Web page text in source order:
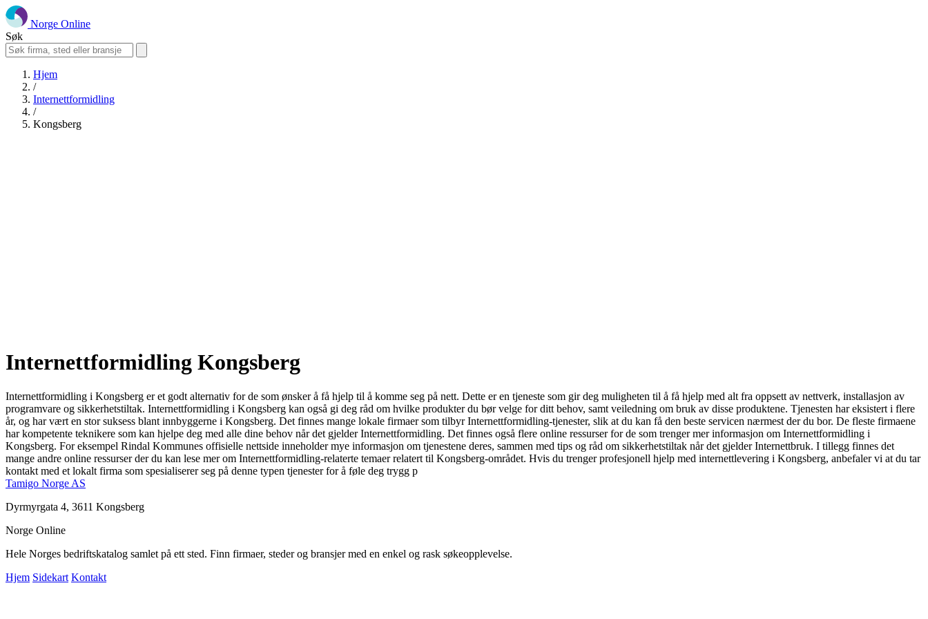
Norge Online
Søk
Hjem
/
Internettformidling
/
Kongsberg
Internettformidling Kongsberg
Internettformidling i Kongsberg er et godt alternativ for de som ønsker å få hjelp til å komme seg på nett. Dette er en tjeneste som gir deg muligheten til å få hjelp med alt fra oppsett av nettverk, installasjon av
programvare og sikkerhetstiltak. Internettformidling i Kongsberg kan også gi deg råd om hvilke produkter du bør velge for ditt behov, samt veiledning om bruk av disse produktene. Tjenesten har eksistert i flere
år, og har vært en stor suksess blant innbyggerne i Kongsberg. Det finnes mange lokale firmaer som tilbyr Internettformidling-tjenester, slik at du kan få den beste servicen nærmest der du bor. De fleste firmaene
har kompetente teknikere som kan hjelpe deg med alle dine behov når det gjelder Internettformidling. Det finnes også flere online ressurser for de som trenger mer informasjon om Internettformidling i
Kongsberg. For eksempel Rindal Kommunes offisielle nettside inneholder mye informasjon om tjenestene deres, sammen med tips og råd om sikkerhetstiltak når det gjelder Internettbruk. I tillegg finnes det
mange andre online ressurser der du kan lese mer om Internettformidling-relaterte temaer relatert til Kongsberg-området. Hvis du trenger profesjonell hjelp med internettlevering i Kongsberg, anbefaler vi at du tar
kontakt med et lokalt firma som spesialiserer seg på denne typen tjenester for å føle deg trygg p
Tamigo Norge AS
Dyrmyrgata 4, 3611 Kongsberg
Norge Online
Hele Norges bedriftskatalog samlet på ett sted. Finn firmaer, steder og bransjer med en enkel og rask søkeopplevelse.
Hjem Sidekart Kontakt